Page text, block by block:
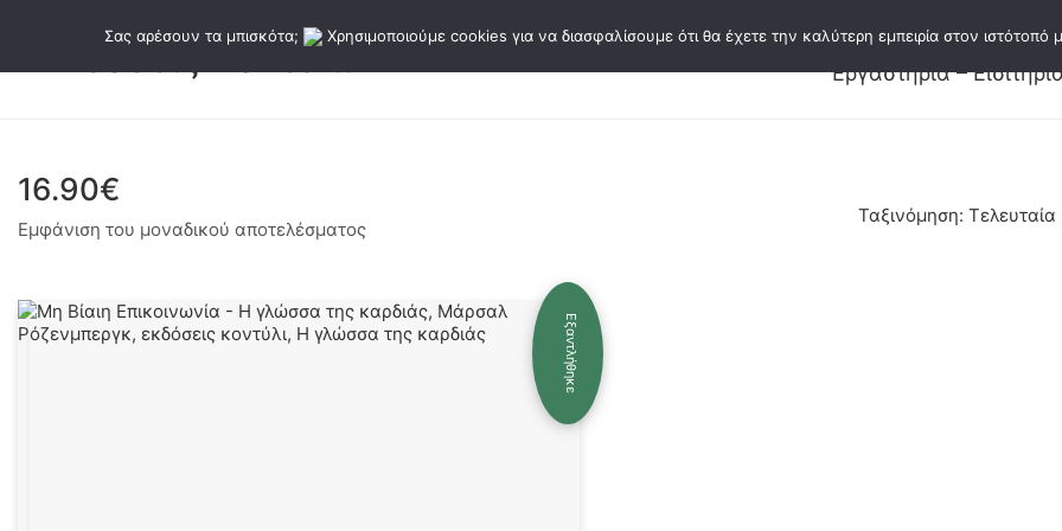
Εκδόσεις Κατάλογος εκδόσεων
Εργαστήρια –
16.90€
Εμφάνιση του μοναδικού αποτελέσματος
Ταξινόμηση: Τελευταία
Εξαντλήθηκε
Σας αρέσουν τα μπισκότα; Χρησιμοποιούμε cookies για να διασφαλίσουμε ότι θα έχετε την καλύτερη εμπειρία στον ιστότοπό